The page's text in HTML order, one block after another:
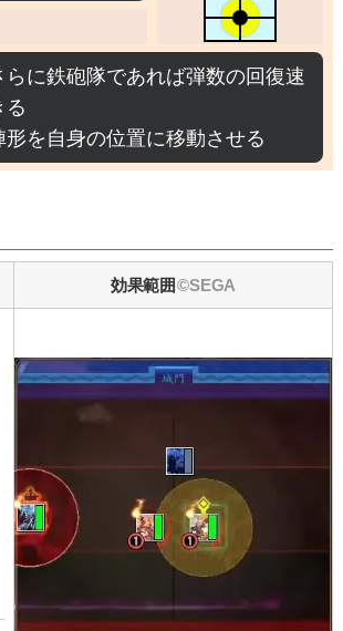
に鉄砲隊であれば弾数の回復速
る
を自身の位置に移動させる
効果範囲